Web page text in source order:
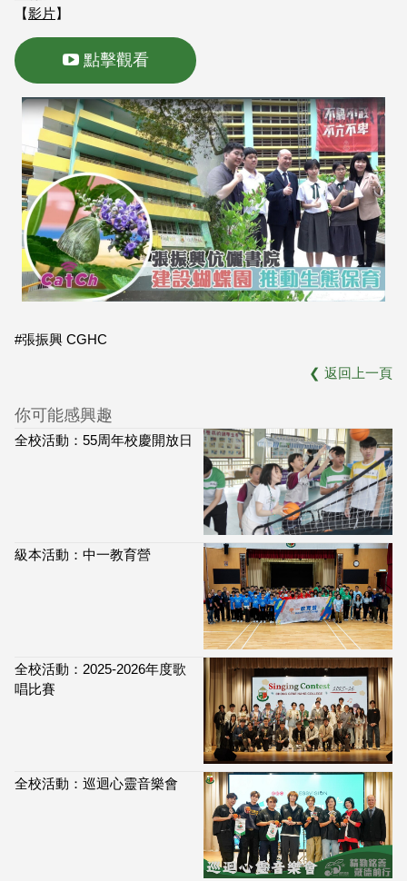
【影片】
點擊觀看
#張振興 CGHC
❮ 返回上一頁
你可能感興趣
全校活動：55周年校慶開放日
級本活動：中一教育營
全校活動：2025-2026年度歌
唱比賽
全校活動：巡迴心靈音樂會